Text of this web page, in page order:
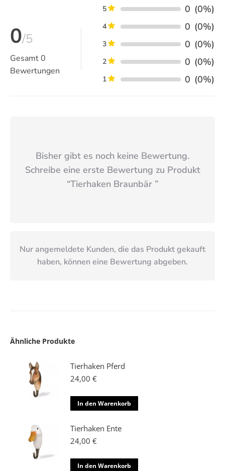
0/5
Gesamt0
Bewertungen
5 0 (0%)
4 0 (0%)
3 0 (0%)
2 0 (0%)
1 0 (0%)
Bisher gibt es noch keine Bewertung.
Schreibe eine erste Bewertung zu Produkt
“Tierhaken Braunbär ”
Nur angemeldete Kunden, die das Produkt gekauft
haben, können eine Bewertung abgeben.
Ähnliche Produkte
Tierhaken Pferd
24,00 €
In den Warenkorb
Tierhaken Ente
24,00 €
In den Warenkorb